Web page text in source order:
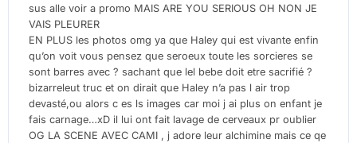
sus alle voir a promo MAIS ARE YOU SERIOUS OH NON JE
VAIS PLEURER
EN PLUS les photos omg ya que Haley qui est vivante enfin
qu’on voit vous pensez que seroeux toute les sorcieres se
sont barres avec ? sachant que lel bebe doit etre sacrifié ?
bizarreleut truc et on dirait que Haley n’a pas l air trop
devasté,ou alors c es ls images car moi j ai plus on enfant je
fais carnage…xD il lui ont fait lavage de cerveaux pr oublier
OG LA SCENE AVEC CAMI , j adore leur alchimine mais ce qe